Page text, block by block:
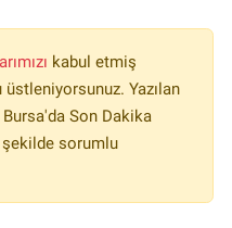
kabul etmiş
Yazılan
Son Dakika
sorumlu